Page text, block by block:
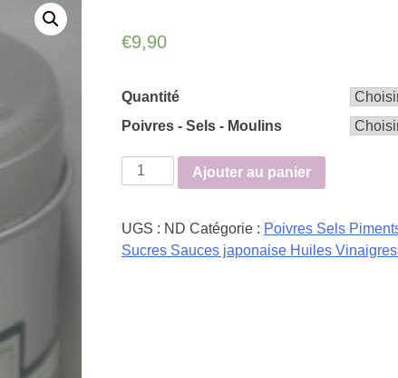
€9,90
Quantité
Poivres - Sels - Moulins
quantité
de
Voatsiperifery
50g
Ajouter au panier
UGS : ND Catégorie : Poivres Sels
Sucres Sauces japonaise Huiles